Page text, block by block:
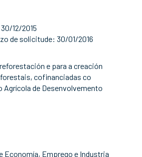
12/2015
de solicitude: 30/01/2016
e para a creación
cofinanciadas co
Agrícola de Desenvolvemento
Economía, Emprego e Industria